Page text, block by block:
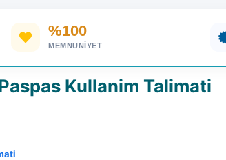
%100
MEMNUNIYET
Kullanim Talimati